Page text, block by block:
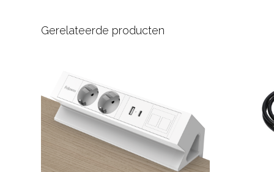
Gerelateerde producten